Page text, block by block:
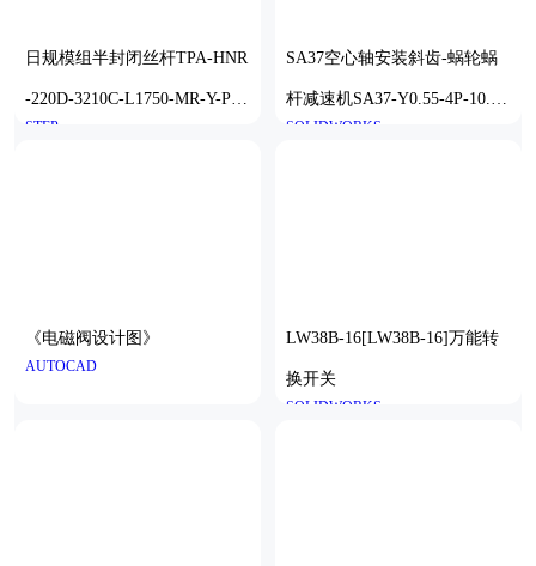
日规模组半封闭丝杆TPA-HNR
-220D-3210C-L1750-MR-Y-P1
STEP
SA37空心轴安装斜齿-蜗轮蜗
杆减速机SA37-Y0.55-4P-10.27
SOLIDWORKS
《电磁阀设计图》
AUTOCAD
LW38B-16[LW38B-16]万能转
换开关
SOLIDWORKS